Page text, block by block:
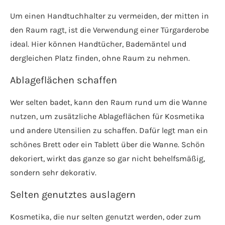
Um einen Handtuchhalter zu vermeiden, der mitten in
den Raum ragt, ist die Verwendung einer Türgarderobe
ideal. Hier können Handtücher, Bademäntel und
dergleichen Platz finden, ohne Raum zu nehmen.
Ablageflächen schaffen
Wer selten badet, kann den Raum rund um die Wanne
nutzen, um zusätzliche Ablageflächen für Kosmetika
und andere Utensilien zu schaffen. Dafür legt man ein
schönes Brett oder ein Tablett über die Wanne. Schön
dekoriert, wirkt das ganze so gar nicht behelfsmäßig,
sondern sehr dekorativ.
Selten genutztes auslagern
Kosmetika, die nur selten genutzt werden, oder zum